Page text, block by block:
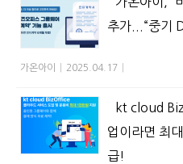
추가...“중기
가온아이 2025.04.17
kt cloud
업이라면 최
급!